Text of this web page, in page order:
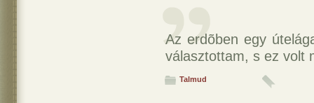
Az erdõben egy
választottam, s ez volt
Talmud